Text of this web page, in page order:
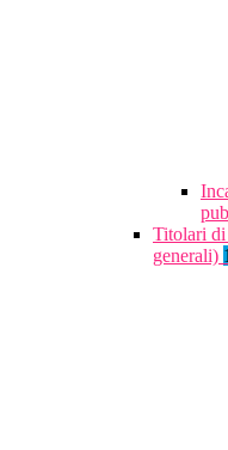
Titolari
generali)